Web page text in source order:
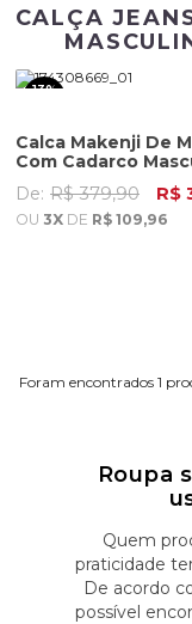
CALÇA
13%
Calca Makenji De
Com Cadarco
Cinza Chumbo
De: R$ 379,90 R$
OU 3X DE R$ 109,96
1
Roupa
Quem
praticidade
De acordo
possível